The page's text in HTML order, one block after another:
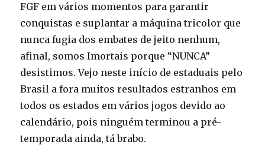
FGF em vários momentos para garantir
conquistas e suplantar a máquina tricolor que
nunca fugia dos embates de jeito nenhum,
afinal, somos Imortais porque “NUNCA”
desistimos. Vejo neste início de estaduais pelo
Brasil a fora muitos resultados estranhos em
todos os estados em vários jogos devido ao
calendário, pois ninguém terminou a pré-
temporada ainda, tá brabo.